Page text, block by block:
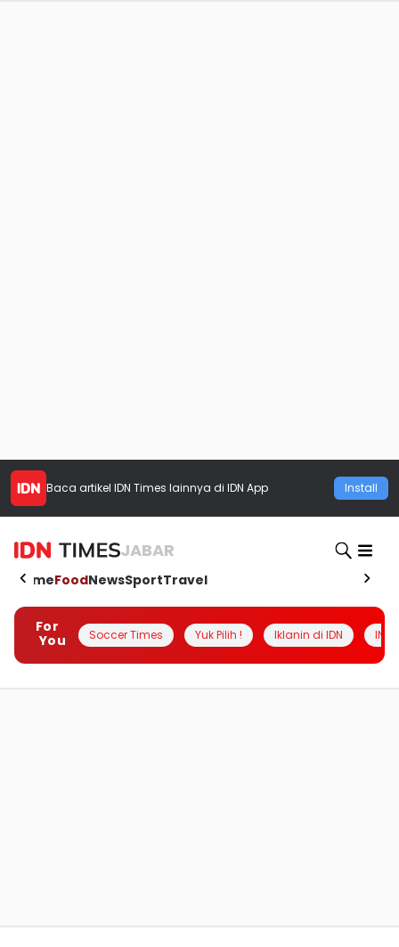
Baca artikel IDN Times lainnya di IDN App Install
JABAR
HomeFoodNewsSportTravel
For
You
Soccer Times Yuk Pilih ! Iklanin di IDN